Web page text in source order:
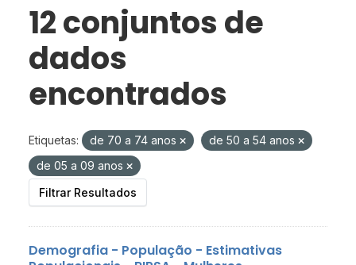
12 conjuntos de
dados
encontrados
Etiquetas: de 70 a 74 anos
de 50 a 54 anos
de 05 a 09 anos
Filtrar Resultados
Demografia - População - Estimativas